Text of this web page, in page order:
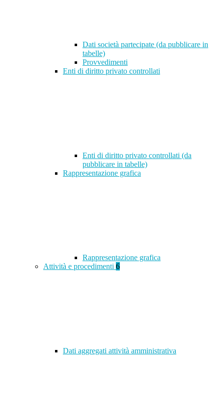
Dati società partecipate (da pubblicare in
tabelle)
Provvedimenti
Enti di diritto privato controllati
Enti di diritto privato controllati (da
pubblicare in tabelle)
Rappresentazione grafica
Rappresentazione grafica
Attività e procedimenti 6
Dati aggregati attività amministrativa